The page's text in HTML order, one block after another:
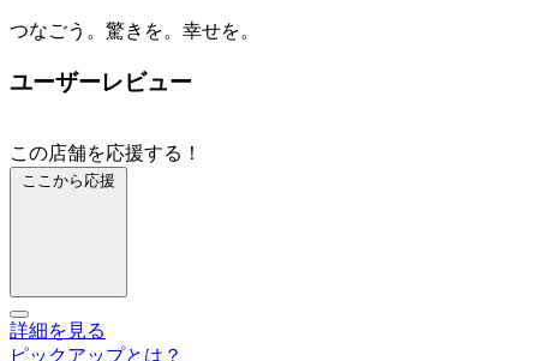
つなごう。驚きを。幸せを。
ユーザーレビュー
この店舗を応援する！
ここから応援
詳細を見る
ピックアップとは？